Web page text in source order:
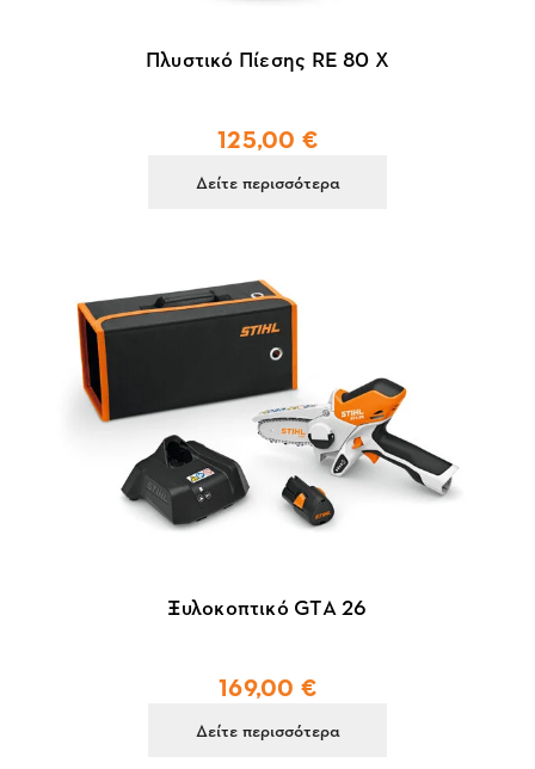
Πλυστικό Πίεσης RE 80 X
125,00 €
Δείτε περισσότερα
Ξυλοκοπτικό GTA 26
169,00 €
Δείτε περισσότερα